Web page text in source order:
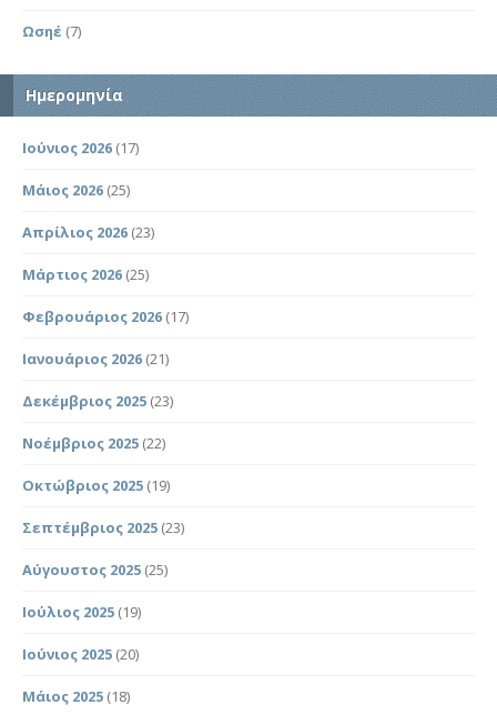
Ωσηέ (7)
Ημερομηνία
Ιούνιος 2026 (17)
Μάιος 2026 (25)
Απρίλιος 2026 (23)
Μάρτιος 2026 (25)
Φεβρουάριος 2026 (17)
Ιανουάριος 2026 (21)
Δεκέμβριος 2025 (23)
Νοέμβριος 2025 (22)
Οκτώβριος 2025 (19)
Σεπτέμβριος 2025 (23)
Αύγουστος 2025 (25)
Ιούλιος 2025 (19)
Ιούνιος 2025 (20)
Μάιος 2025 (18)